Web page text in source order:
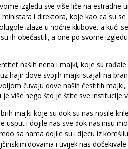
izgledu sve više liče na estradne
i direktora, koje kao da su
izlaze u noćne klubove, a kući
ih obečastili, a one po svome
naših nena i majki, koje su
hajir dove svojih majki stajali na
čuvaju dove naših čestitih
je više nego što je štite sve institucije
majki koje su dok su nas nosile
usput i dojile nas sve dok nas nisu
sa nama dojile su i djecu iz
dovama i uvijek nas